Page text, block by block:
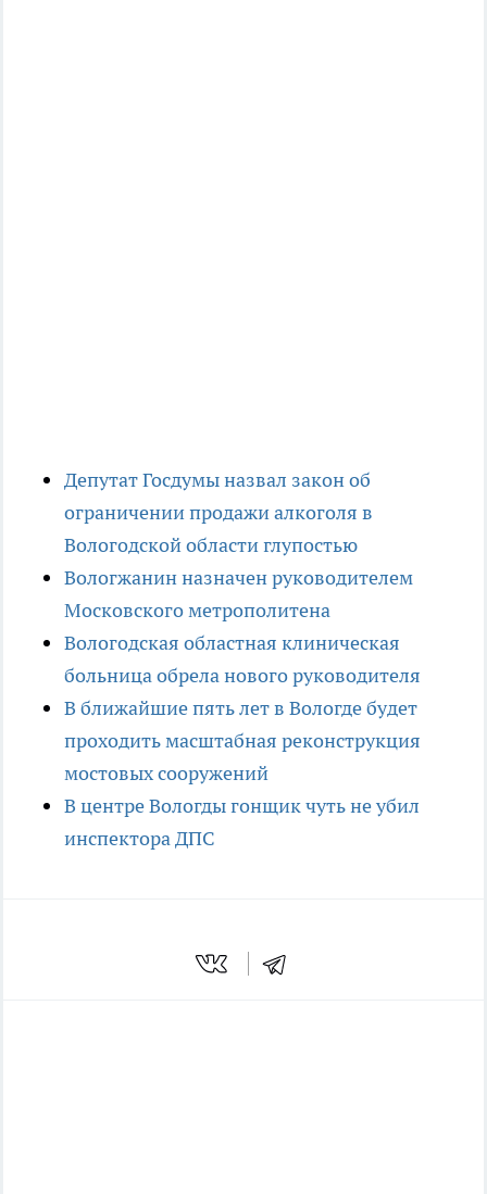
Депутат Госдумы назвал закон об
ограничении продажи алкоголя в
Вологодской области глупостью
Вологжанин назначен руководителем
Московского метрополитена
Вологодская областная клиническая
больница обрела нового руководителя
В ближайшие пять лет в Вологде будет
проходить масштабная реконструкция
мостовых сооружений
В центре Вологды гонщик чуть не убил
инспектора ДПС